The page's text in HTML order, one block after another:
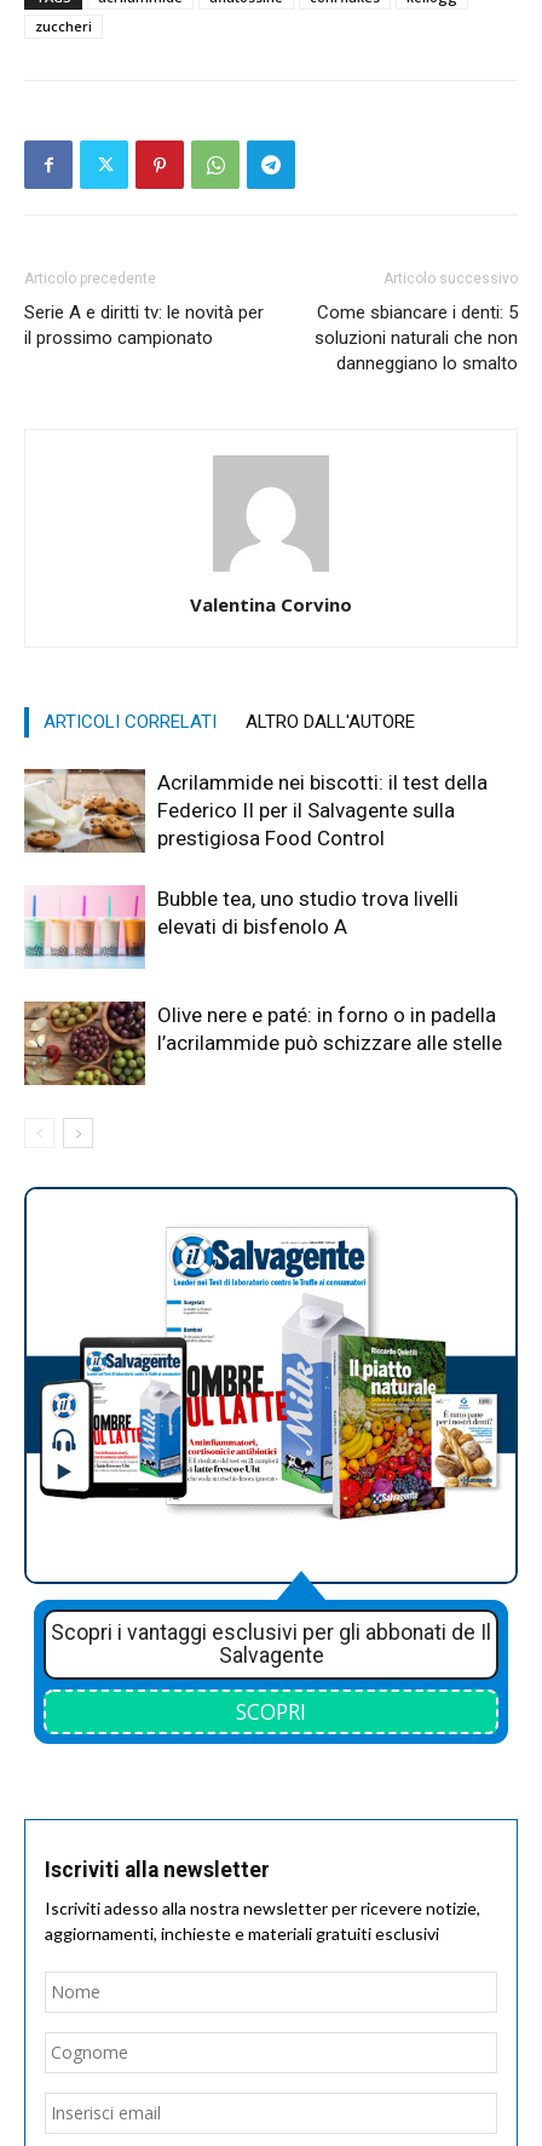
zuccheri
Articolo precedente
Serie A e diritti tv: le novità per
il prossimo campionato
Articolo successivo
Come sbiancare i denti: 5
soluzioni naturali che non
danneggiano lo smalto
Valentina Corvino
ARTICOLI CORRELATI ALTRO DALL'AUTORE
Acrilammide nei biscotti: il test della
Federico II per il Salvagente sulla
prestigiosa Food Control
Bubble tea, uno studio trova livelli
elevati di bisfenolo A
Olive nere e paté: in forno o in padella
l’acrilammide può schizzare alle stelle
Scopri i vantaggi esclusivi per gli abbonati de Il
Salvagente
SCOPRI
Iscriviti alla newsletter
Iscriviti adesso alla nostra newsletter per ricevere notizie,
aggiornamenti, inchieste e materiali gratuiti esclusivi
Nome
Email